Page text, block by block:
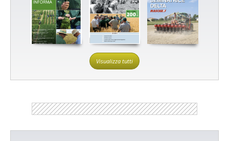
Visualizza tutti